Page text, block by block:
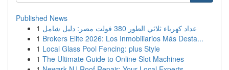
Published News
1
عداد كهرباء ثلاثي الطور 380 فولت مصر: دليل شامل
1 Brokers Elite 2026: Los Inmobiliarios Más Desta...
1 Local Glass Pool Fencing: plus Style
1 The Ultimate Guide to Online Slot Machines